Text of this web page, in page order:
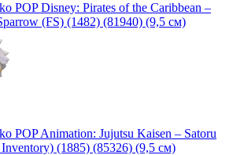
POP Disney: Pirates of the Caribbean –
(FS) (1482) (81940) (9,5 см)
POP Animation: Jujutsu Kaisen – Satoru
(1885) (85326) (9,5 см)